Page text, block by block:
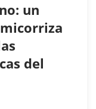
un
del